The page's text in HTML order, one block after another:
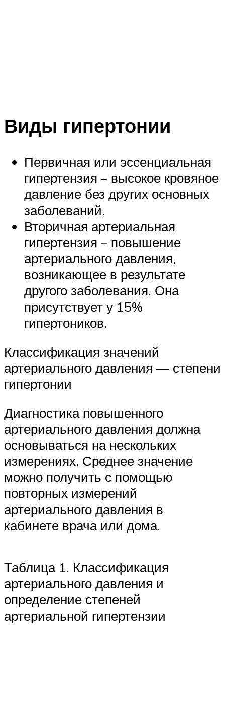
Виды гипертонии
Первичная или эссенциальная
гипертензия – высокое кровяное
давление без других основных
заболеваний.
Вторичная артериальная
гипертензия – повышение
артериального давления,
возникающее в результате
другого заболевания. Она
присутствует у 15%
гипертоников.
Классификация значений
артериального давления — степени
гипертонии
Диагностика повышенного
артериального давления должна
основываться на нескольких
измерениях. Среднее значение
можно получить с помощью
повторных измерений
артериального давления в
кабинете врача или дома.
Таблица 1. Классификация
артериального давления и
определение степеней
артериальной гипертензии